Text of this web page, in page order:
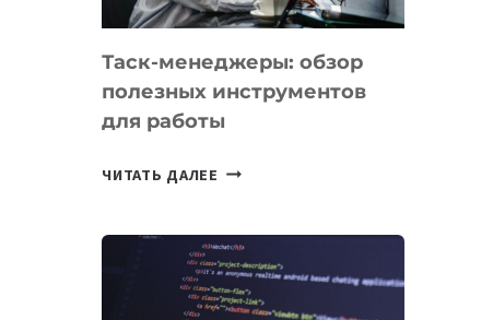
Таск-менеджеры: обзор
полезных инструментов
для работы
ЧИТАТЬ ДАЛЕЕ ТАСК-
ПОЛЕЗНЫХ
ИНСТРУМЕНТОВ
ДЛЯ